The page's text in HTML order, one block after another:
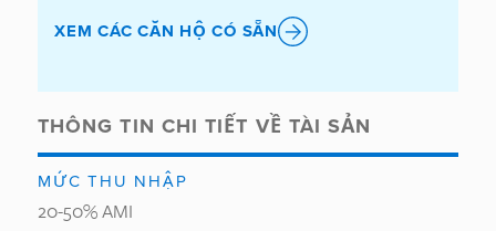
XEM CÁC CĂN HỘ CÓ SẴN
THÔNG TIN CHI TIẾT VỀ TÀI SẢN
MỨC THU NHẬP
20-50% AMI